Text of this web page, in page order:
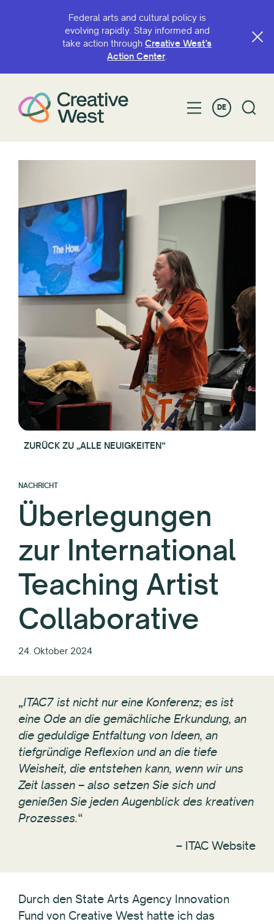
Federal arts and cultural policy is
evolving rapidly. Stay informed and
take action through Creative West’s
Action Center.
DE
ZURÜCK ZU „ALLE NEUIGKEITEN“
NACHRICHT
Überlegungen
zur International
Teaching Artist
Collaborative
24. Oktober 2024
„ITAC7 ist nicht nur eine Konferenz; es ist
eine Ode an die gemächliche Erkundung, an
die geduldige Entfaltung von Ideen, an
tiefgründige Reflexion und an die tiefe
Weisheit, die entstehen kann, wenn wir uns
Zeit lassen – also setzen Sie sich und
genießen Sie jeden Augenblick des kreativen
Prozesses.“
– ITAC Website
Durch den State Arts Agency Innovation
Fund von Creative West hatte ich das